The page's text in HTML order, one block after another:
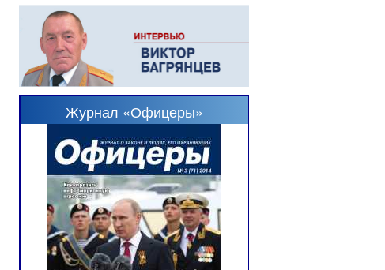
Журнал «Офицеры»